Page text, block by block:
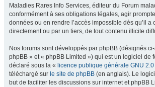
Maladies Rares Info Services, éditeur du Forum
conformément à ses obligations légales, agir
données ou en rendre l’accès impossible dès qu’il a
directement ou par un tiers, de tout contenu illicite
Nos forums sont développés par phpBB (désignés
phpBB » et « phpBB Limited ») qui est un logiciel de
déclaré sous la « licence publique générale GNU 2.0
téléchargé sur le site de phpBB (en anglais). Le
but de faciliter les discussions sur internet et phpBB